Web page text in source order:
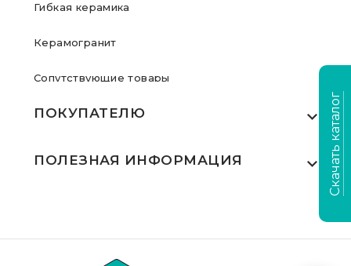
Гибкая керамика
Керамогранит
Сопутствующие товары
ПОКУПАТЕЛЮ
Где купить
Выполненные проекты
ПОЛЕЗНАЯ ИНФОРМАЦИЯ
Видеообзоры
Скачать каталог